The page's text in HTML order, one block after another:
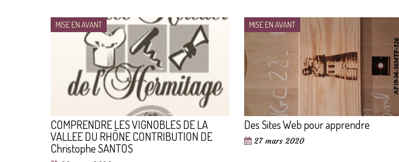
MISE EN AVANT
COMPRENDRE LES VIGNOBLES DE LA
VALLEE DU RHÔNE CONTRIBUTION DE
Christophe SANTOS
MISE EN AVANT
Des Sites Web pour apprendre
27 mars 2020